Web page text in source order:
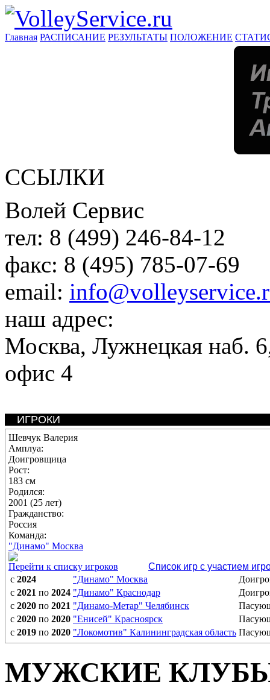
Главная РАСПИСАНИЕ РЕЗУЛЬТАТЫ ПОЛОЖЕНИЕ
ССЫЛКИ
Волей Сервис
тел: 8 (499) 246-84-12
факс: 8 (495) 785-07-69
email:
наш адрес:
Москва, Лужнецкая наб.
офис 4
ИГРОКИ
Шевчук Валерия
Амплуа:
Доигровщица
Рост:
183 см
Родился:
2001 (25 лет)
Гражданство:
Россия
Команда:
"Динамо" Москва
Перейти к списку игроков
Список игр с участием
с 2024 "Динамо" Москва
с 2021 по 2024 "Динамо" Краснодар
с 2020 по 2021 "Динамо-Метар" Челябинск
с 2020 по 2020 "Енисей" Красноярск
с 2019 по 2020 "Локомотив" Калининградская область
МУЖСКИЕ